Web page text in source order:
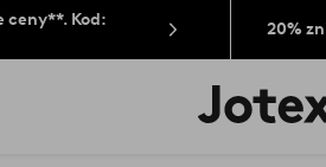
ceny**. Kod:
20%
Logo
Jotex